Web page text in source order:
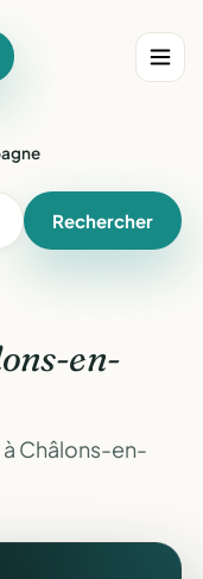
Rechercher
en-
Châlons-en-